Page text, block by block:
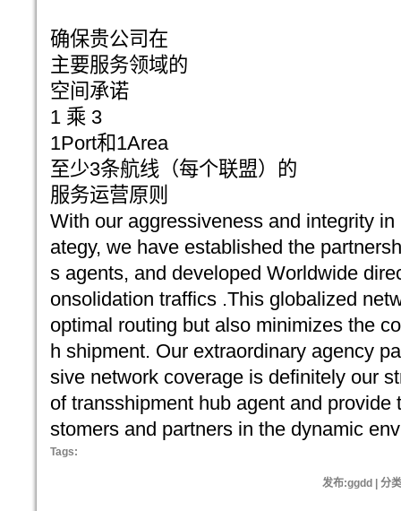
确保贵公司在
主要服务领域的
空间承诺
1 乘 3
1Port和1Area
至少3条航线（每个联盟）的
服务运营原则
With our aggressiveness and integrity
ategy, we have established the
s agents, and developed Worldwide
onsolidation traffics .This globalized
optimal routing but also minimizes the
h shipment. Our extraordinary agency
sive network coverage is definitely our
of transshipment hub agent and provide
stomers and partners in the dynamic
Tags:
发布:ggdd | 分